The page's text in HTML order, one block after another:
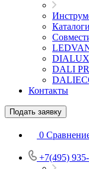
DALI
Контакты
Подать заявку
0
+7(495)